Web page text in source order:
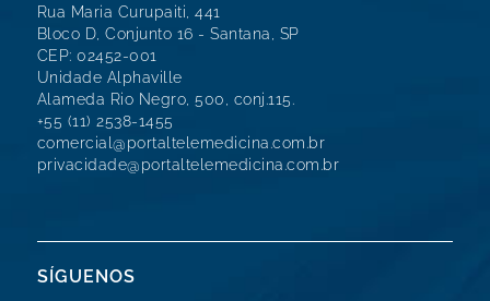
Rua Maria Curupaiti, 441
Bloco D, Conjunto 16 - Santana, SP
CEP: 02452-001
Unidade Alphaville
Alameda Rio Negro, 500, conj.115.
+55 (11) 2538-1455
comercial@portaltelemedicina.com.br
privacidade@portaltelemedicina.com.br
SÍGUENOS